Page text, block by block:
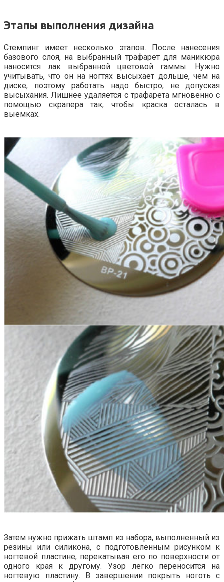
Этапы выполнения дизайна
Стемпинг имеет несколько этапов. После нанесения
базового слоя, на выбранный трафарет для маникюра
наносится лак выбранной цветовой гаммы. Нужно
учитывать, что он на ногтях высыхает дольше, чем на
диске, поэтому работать надо быстро, не допуская
высыхания. Лишнее удаляется с трафарета мгновенно с
помощью скрапера так, чтобы краска осталась в
выемках.
Затем нужно прижать штамп из набора, выполненный из
резины или силикона, с подготовленным рисунком к
ногтевой пластине, перекатывая его по поверхности от
одного края к другому. Узор легко переносится на
ногтевую пластину. В завершении покрыть ноготь с